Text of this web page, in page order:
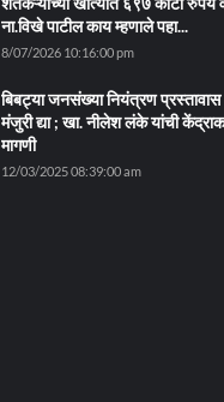
ना.विखे पाटील काय म्हणाले पहा...
8/07/2026 10:16:00 pm
बिबट्या जनसंख्या नियंत्रण प्रस्तावास
मंजुरी द्या ; खा. नीलेश लंके यांची
मागणी
12/03/2025 08:39:00 am